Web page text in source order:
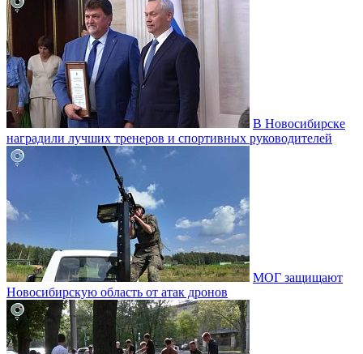
В Новосибирске
наградили лучших тренеров и спортивных руководителей
МОГ защищают
Новосибирскую область от атак дронов